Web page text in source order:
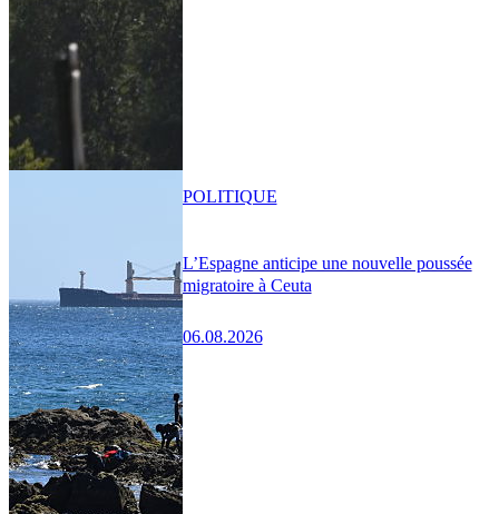
L’Espagne anticipe une nouvelle poussée
migratoire à Ceuta
06.08.2026
POLITIQUE